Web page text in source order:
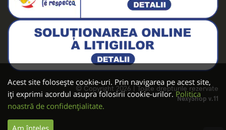
Acest site folosește cookie-uri. Prin navigarea pe acest site,
iți exprimi acordul asupra folosirii cookie-urilor.Politica
noastră de confidențialitate.
Am înțeles
© Copyright 2026 | Toate drepturile rezervate
NexyShop v.11